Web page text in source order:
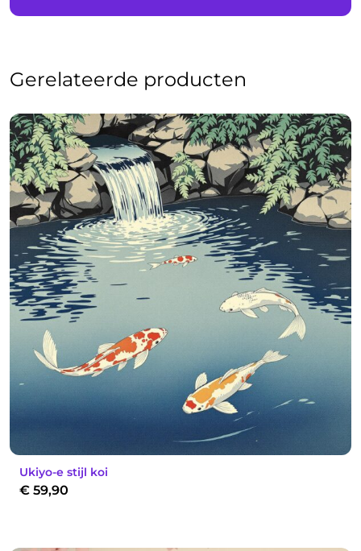
Gerelateerde producten
Ukiyo-e stijl koi
€ 59,90